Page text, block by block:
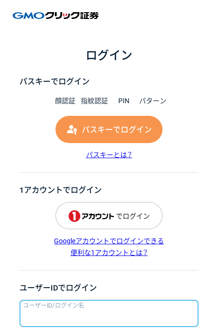
ログイン
パスキーでログイン
顔認証 指紋認証 PIN パターン
パスキーでログイン
パスキーとは？
1アカウントでログイン
でログイン
Googleアカウントでログインできる
便利な1アカウントとは？
ユーザーIDでログイン
ユーザーID/ログイン名